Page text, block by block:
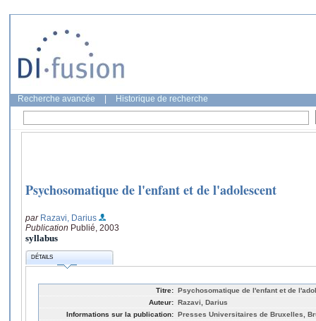
Recherche avancée Historique de recherche
Psychosomatique de l'enfant et de l'adolescent
par Razavi, Darius
Publication Publié, 2003
syllabus
DÉTAILS
Titre: Psychosomatique de l'enfant et de
Auteur: Razavi, Darius
Informations sur la publication: Presses Universitaires de Bruxelles,